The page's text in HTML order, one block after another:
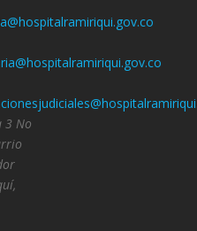
3 No